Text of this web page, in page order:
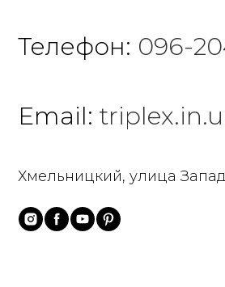
Телефон: 096-
Email:
Хмельницкий, улица